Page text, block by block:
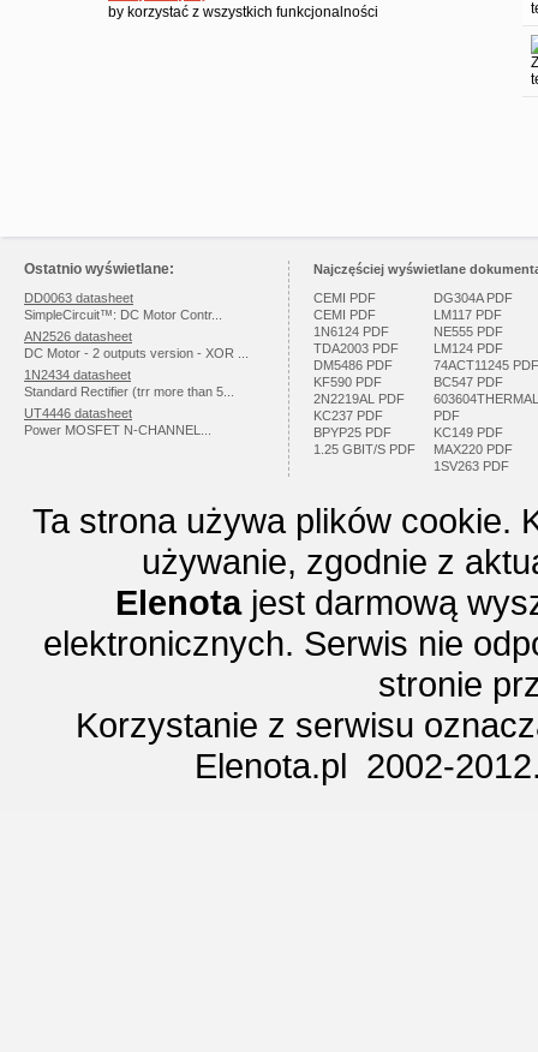
by korzystać z wszystkich funkcjonalności
Ostatnio wyświetlane:
DD0063 datasheet
SimpleCircuit™: DC Motor Contr...
AN2526 datasheet
DC Motor - 2 outputs version - XOR ...
1N2434 datasheet
Standard Rectifier (trr more than 5...
UT4446 datasheet
Power MOSFET N-CHANNEL...
Najczęściej wyświetlane
CEMI PDF
CEMI PDF
1N6124 PDF
TDA2003 PDF
DM5486 PDF
KF590 PDF
2N2219AL PDF
KC237 PDF
BPYP25 PDF
1.25 GBIT/S PDF
DG304A PDF
LM117 PDF
NE555 PDF
LM124 PDF
74ACT11245 PDF
BC547 PDF
603604THERMAL
PDF
KC149 PDF
MAX220 PDF
1SV263 PDF
Ta strona używa plików cookie.
używanie, zgodnie z
Elenotajest darmową
elektronicznych. Serwis nie
stronie
Korzystanie z serwisu
Elenota.pl 2002-